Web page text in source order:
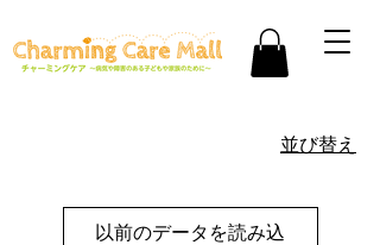
並び替え
以前のデータを読み込